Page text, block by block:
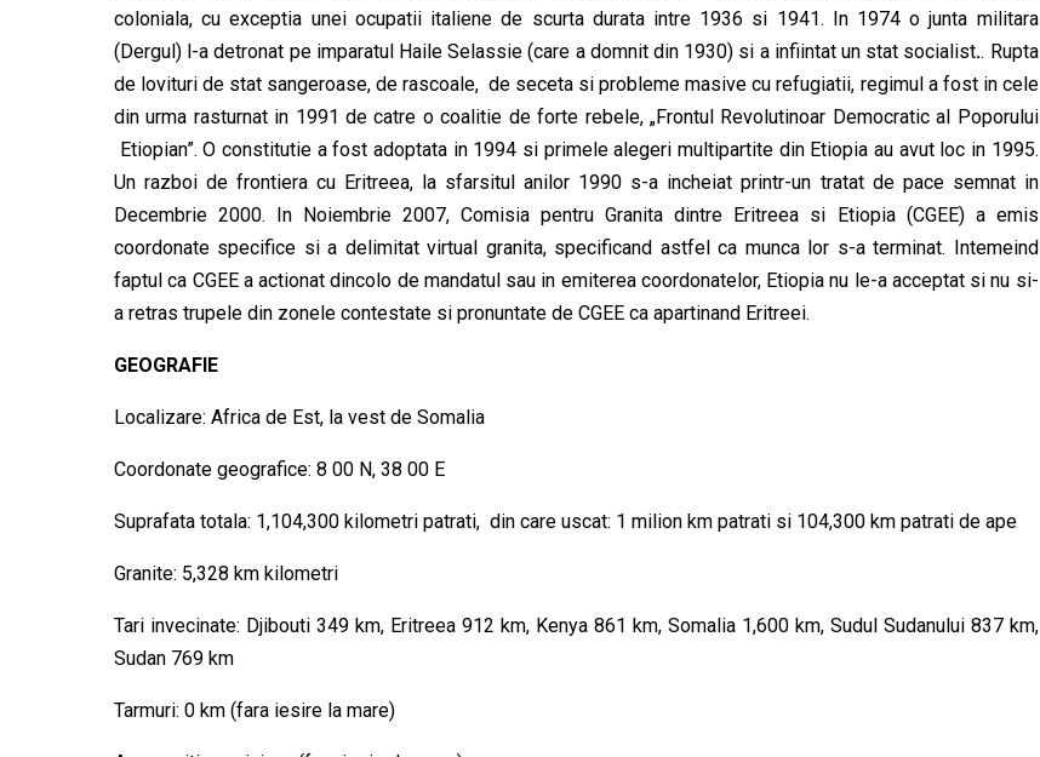
coloniala, cu exceptia unei ocupatii italiene de scurta durata intre 1936 si 1941. In 1974 o junta militara
(Dergul) l-a detronat pe imparatul Haile Selassie (care a domnit din 1930) si a infiintat un stat socialist.. Rupta
de lovituri de stat sangeroase, de rascoale, de seceta si probleme masive cu refugiatii, regimul a fost in cele
din urma rasturnat in 1991 de catre o coalitie de forte rebele, „Frontul Revolutinoar Democratic al Poporului
Etiopian”. O constitutie a fost adoptata in 1994 si primele alegeri multipartite din Etiopia au avut loc in 1995.
Un razboi de frontiera cu Eritreea, la sfarsitul anilor 1990 s-a incheiat printr-un tratat de pace semnat in
Decembrie 2000. In Noiembrie 2007, Comisia pentru Granita dintre Eritreea si Etiopia (CGEE) a emis
coordonate specifice si a delimitat virtual granita, specificand astfel ca munca lor s-a terminat. Intemeind
faptul ca CGEE a actionat dincolo de mandatul sau in emiterea coordonatelor, Etiopia nu le-a acceptat si nu si-
a retras trupele din zonele contestate si pronuntate de CGEE ca apartinand Eritreei.
GEOGRAFIE
Localizare: Africa de Est, la vest de Somalia
Coordonate geografice: 8 00 N, 38 00 E
Suprafata totala: 1,104,300 kilometri patrati, din care uscat: 1 milion km patrati si 104,300 km patrati de ape
Granite: 5,328 km kilometri
Tari invecinate: Djibouti 349 km, Eritreea 912 km, Kenya 861 km, Somalia 1,600 km, Sudul Sudanului 837 km,
Sudan 769 km
Tarmuri: 0 km (fara iesire la mare)